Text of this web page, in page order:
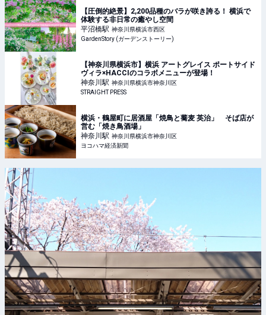
【圧倒的絶景】2,200品種のバラが咲き誇る！ 横浜で
体験する非日常の癒やし空間
平沼橋駅 神奈川県横浜市西区
GardenStory (ガーデンストーリー)
【神奈川県横浜市】横浜 アートグレイス ポートサイド
ヴィラ×HACCIのコラボメニューが登場！
神奈川駅 神奈川県横浜市神奈川区
STRAIGHT PRESS
横浜・鶴屋町に居酒屋「焼鳥と蕎麦 英治」 そば店が
営む「焼き鳥酒場」
神奈川駅 神奈川県横浜市神奈川区
ヨコハマ経済新聞